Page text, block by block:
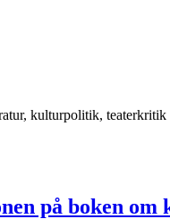
kulturpolitik, teaterkritik
på boken